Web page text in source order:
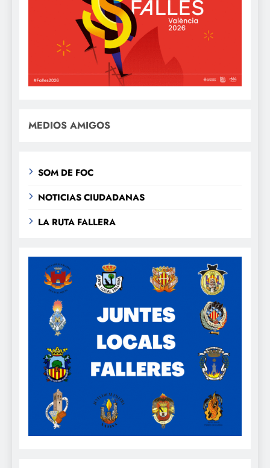
MEDIOS AMIGOS
SOM DE FOC
NOTICIAS CIUDADANAS
LA RUTA FALLERA